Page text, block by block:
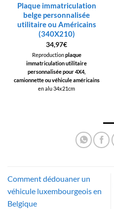
Plaque immatriculation
belge personnalisée
utilitaire ou Américains
(340X210)
34,97€
Reproductionplaque
immatriculation utilitaire
personnalisée pour 4X4,
camionnette ou véhicule américains
en alu 34x21cm
Comment dédouaner un
véhicule luxembourgeois en
Belgique